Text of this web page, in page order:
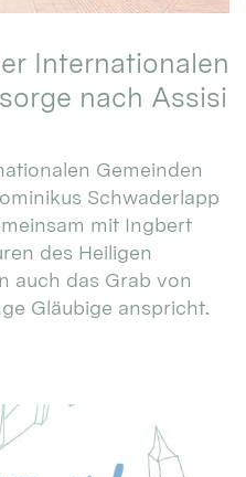
Internationalen
nach Assisi
Gemeinden
Schwaderlapp
mit Ingbert
des Heiligen
auch das Grab von
Gläubige anspricht.